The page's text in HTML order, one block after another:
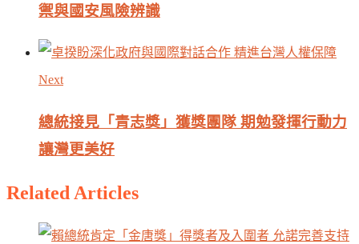
禦與國安風險辨識
Next
總統接見「青志獎」獲獎團隊 期勉發揮行動力
讓灣更美好
Related Articles